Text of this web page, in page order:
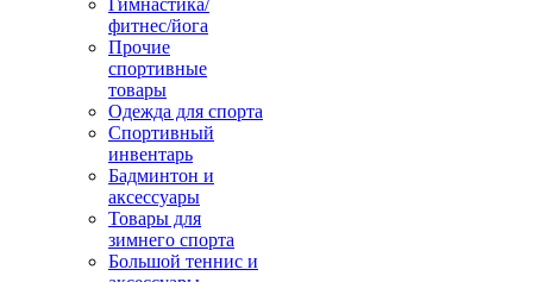
Гимнастика/
фитнес/йога
Прочие
спортивные
товары
Одежда для спорта
Спортивный
инвентарь
Бадминтон и
аксессуары
Товары для
зимнего спорта
Большой теннис и